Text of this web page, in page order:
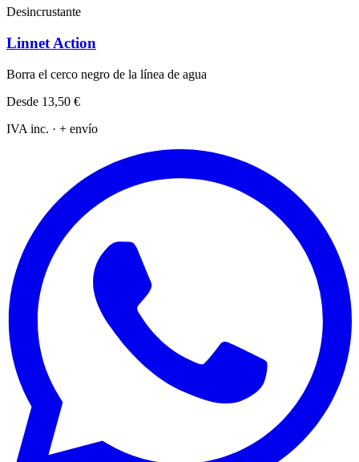
Desincrustante
Linnet Action
Borra el cerco negro de la línea de agua
Desde 13,50 €
IVA inc. · + envío